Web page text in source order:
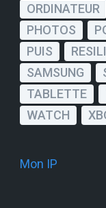
ORDINATEUR
PHOTOS
PUIS
SAMSUNG
TABLETTE
WATCH
Mon IP